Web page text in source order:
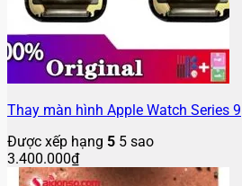
Thay màn hình Apple Watch Series 9
Được xếp hạng 5 5 sao
3.400.000₫